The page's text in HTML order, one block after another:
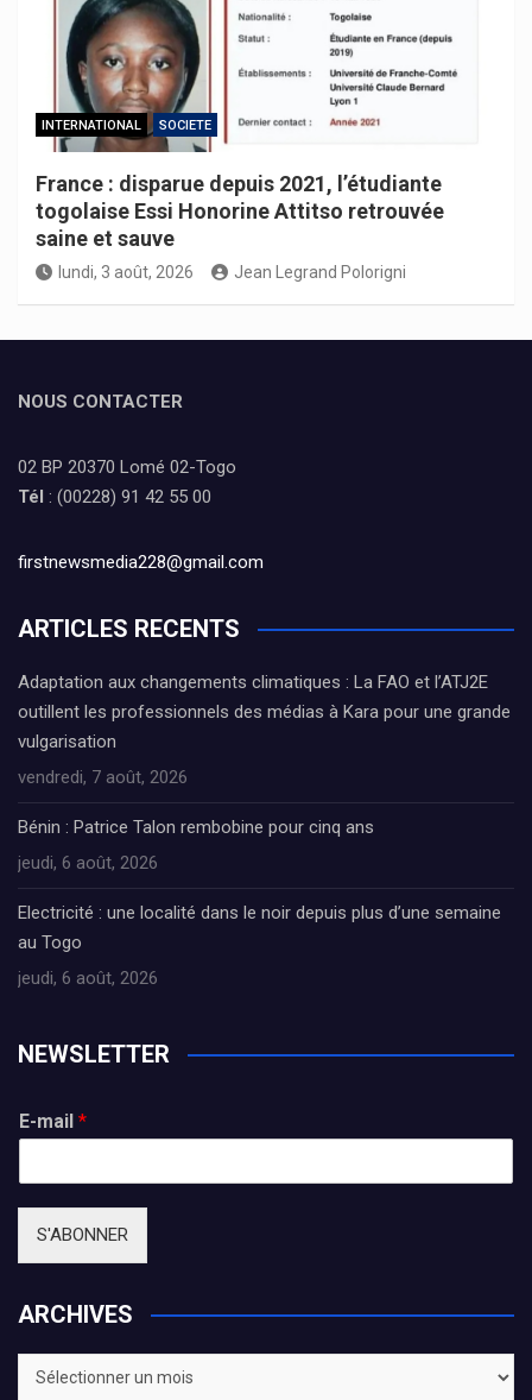
INTERNATIONAL SOCIETE
France : disparue depuis 2021, l’étudiante
togolaise Essi Honorine Attitso retrouvée
saine et sauve
lundi, 3 août, 2026 Jean Legrand Polorigni
NOUS CONTACTER
02 BP 20370 Lomé 02-Togo
Tél : (00228) 91 42 55 00
firstnewsmedia228@gmail.com
ARTICLES RECENTS
Adaptation aux changements climatiques : La FAO et l’ATJ2E
outillent les professionnels des médias à Kara pour une grande
vulgarisation
vendredi, 7 août, 2026
Bénin : Patrice Talon rembobine pour cinq ans
jeudi, 6 août, 2026
Electricité : une localité dans le noir depuis plus d’une semaine
au Togo
jeudi, 6 août, 2026
NEWSLETTER
E-mail *
S'ABONNER
ARCHIVES
ARCHIVES